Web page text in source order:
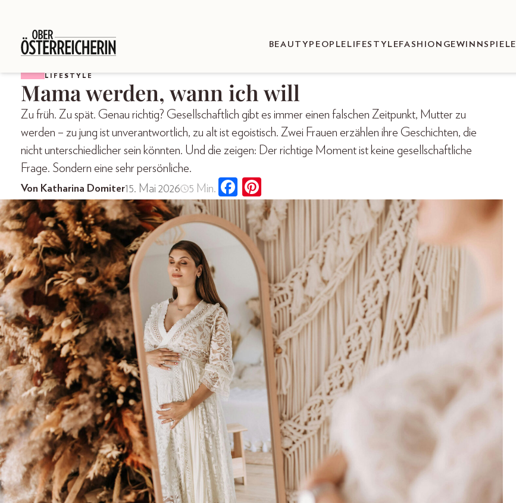
BEAUTY PEOPLE LIFESTYLEFASHION GEWINNSPIELE
LIFESTYLE
Mama werden, wann ich will
Zu früh. Zu spät. Genau richtig? Gesellschaftlich gibt es immer einen falschen Zeitpunkt, Mutter zu
werden – zu jung ist unverantwortlich, zu alt ist egoistisch. Zwei Frauen erzählen ihre Geschichten, die
nicht unterschiedlicher sein könnten. Und die zeigen: Der richtige Moment ist keine gesellschaftliche
Frage. Sondern eine sehr persönliche.
Von Katharina Domiter15. Mai 2026 5 Min.